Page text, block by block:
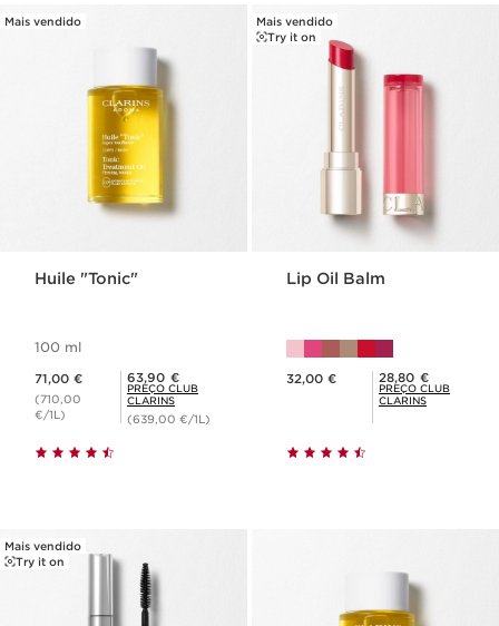
Mais vendido
Huile "Tonic"
100 ml
71,00 €
(710,00
€/1L)
Preço Club Clarins 63,90 €
63,90 €
PREÇO CLUB
CLARINS
(639,00 €/1L)
Mais vendido
Try it on
Lip Oil Balm
32,00 € Preço Club Clarins 28,80 €
28,80 €
PREÇO CLUB
CLARINS
Mais vendido
Try it on